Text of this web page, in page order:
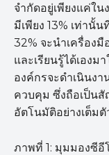
จำกัดอยู่เพียงแค่ใ
มีเพียง 13% เท่านั้
32% จะนำเครื่อง
และเรียนรู้ได้เอง
องค์กรจะดำเนินง
ควบคุม ซึ่งถือเป็น
อัตโนมัติอย่างเต็ม
ภาพที่ 1: มุมมองซีอี